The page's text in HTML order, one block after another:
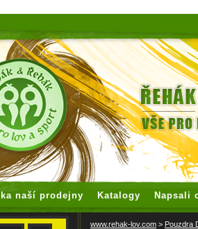
naší prodejny Katalogy Napsali
www.rehak-lov.com > Pouzdra